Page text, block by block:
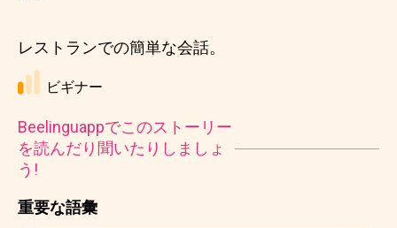
重要な語彙
レストランでの簡単な会話。
ビギナー
Beelinguappでこのストーリー
を読んだり聞いたりしましょ
う!